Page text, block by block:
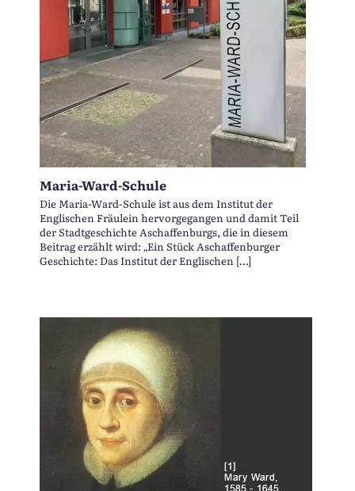
Maria-Ward-Schule
Die Maria-Ward-Schule ist aus dem Institut der
Englischen Fräulein hervorgegangen und damit Teil
der Stadtgeschichte Aschaffenburgs, die in diesem
Beitrag erzählt wird: „Ein Stück Aschaffenburger
Geschichte: Das Institut der Englischen […]